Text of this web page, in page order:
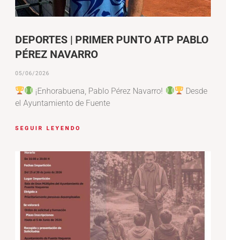
DEPORTES | PRIMER PUNTO ATP PABLO
PÉREZ NAVARRO
05/06/2026
¡Enhorabuena, Pablo Pérez Navarro!
Desde
el Ayuntamiento de Fuente
SEGUIR LEYENDO